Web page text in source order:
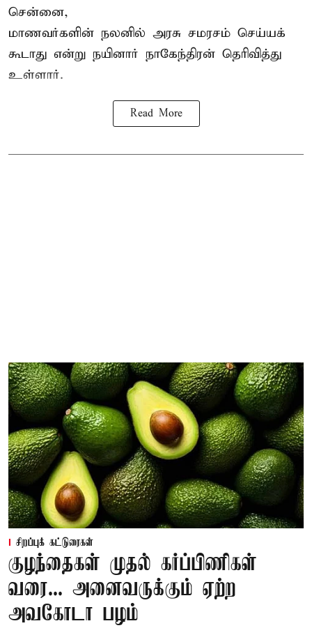
சென்னை,
மாணவர்களின் நலனில் அரசு சமரசம் செய்யக்
கூடாது என்று நயினார் நாகேந்திரன் தெரிவித்து
உள்ளார்.
Read More
சிறப்புக் கட்டுரைகள்
குழந்தைகள் முதல் கர்ப்பிணிகள்
வரை... அனைவருக்கும் ஏற்ற
அவகோடா பழம்